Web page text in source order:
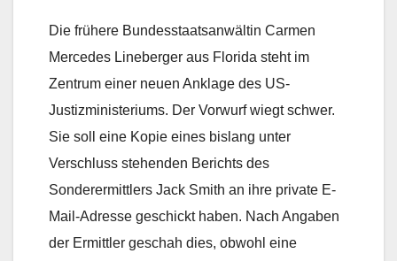
Die frühere Bundesstaatsanwältin Carmen
Mercedes Lineberger aus Florida steht im
Zentrum einer neuen Anklage des US-
Justizministeriums. Der Vorwurf wiegt schwer.
Sie soll eine Kopie eines bislang unter
Verschluss stehenden Berichts des
Sonderermittlers Jack Smith an ihre private E-
Mail-Adresse geschickt haben. Nach Angaben
der Ermittler geschah dies, obwohl eine